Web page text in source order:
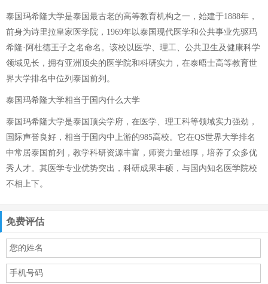
泰国玛希隆大学是泰国最古老的高等教育机构之一，始建于1888年，
前身为诗里拉皇家医学院，1969年以泰国现代医学和公共事业先驱玛
希隆·阿杜德王子之名命名。该校以医学、理工、公共卫生及健康科学
领域见长，拥有亚洲顶尖的医学院和科研实力，在泰晤士高等教育世
界大学排名中位列泰国前列。
泰国玛希隆大学相当于国内什么大学
泰国玛希隆大学是泰国顶尖学府，在医学、理工科等领域实力强劲，
国际声誉良好，相当于国内中上游的985高校。它在QS世界大学排名
中常居泰国前列，教学科研资源丰富，师资力量雄厚，培养了众多优
秀人才。其医学专业优势突出，科研成果丰硕，与国内知名医学院校
不相上下。
免费评估